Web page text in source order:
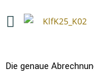
Die genaue